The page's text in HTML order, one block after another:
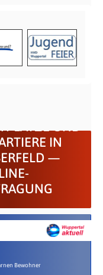
PLÄTZE UND
IN
—
Bewohner